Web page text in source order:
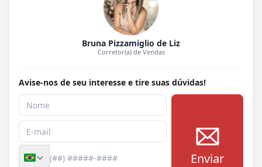
Bruna Pizzamiglio de Liz
Corretor(a) de Vendas
Avise-nos de seu interesse e tire suas dúvidas!
Enviar